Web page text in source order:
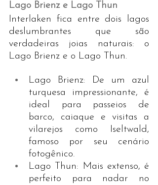
Lago Brienz e Lago Thun
Interlaken fica entre dois lagos
deslumbrantes que são
verdadeiras joias naturais: o
Lago Brienz e o Lago Thun.
Lago Brienz: De um azul
turquesa impressionante, é
ideal para passeios de
barco, caiaque e visitas a
vilarejos como Iseltwald,
famoso por seu cenário
fotogênico.
Lago Thun: Mais extenso, é
perfeito para nadar no